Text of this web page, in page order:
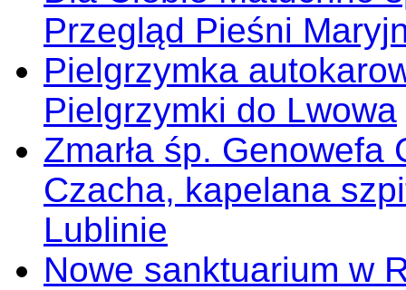
Przegląd Pieśni
Pielgrzymka
Pielgrzymki do Lwowa
Zmarła śp.
Czacha, kapelana
Lublinie
Nowe sanktuarium w